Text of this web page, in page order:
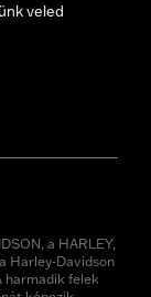
veled
a HARLEY,
Harley-Davidson
harmadik felek